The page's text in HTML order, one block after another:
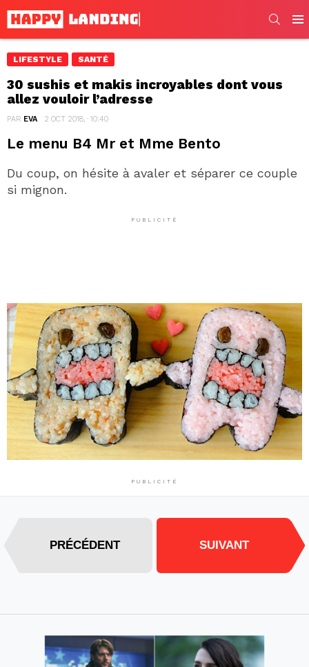
LIFESTYLE SANTÉ
30 sushis et makis incroyables dont vous
allez vouloir l’adresse
PAR EVA 2 OCT 2018, · 10:40
Le menu B4 Mr et Mme Bento
Du coup, on hésite à avaler et séparer ce couple
si mignon.
PUBLICITÉ
PUBLICITÉ
PRÉCÉDENT SUIVANT